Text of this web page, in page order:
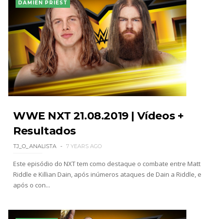
DAMIEN PRIEST
WWE NXT 21.08.2019 | Vídeos +
Resultados
TJ_O_ANALISTA 7 YEARS AGO
Este episódio do NXT tem como destaque o combate entre Matt
Riddle e Killian Dain, após inúmeros ataques de Dain a Riddle, e
após o con...